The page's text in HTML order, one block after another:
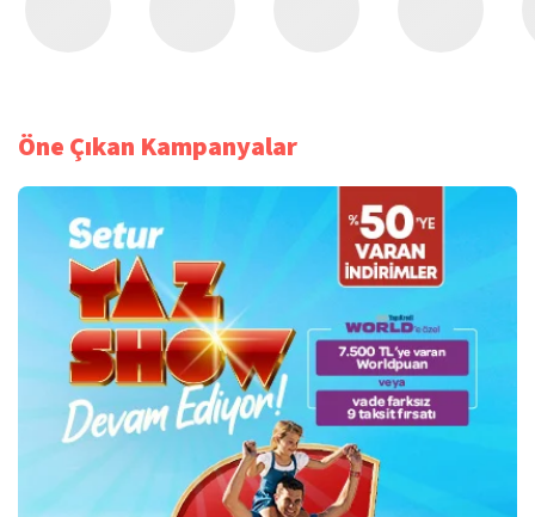
Öne Çıkan Kampanyalar